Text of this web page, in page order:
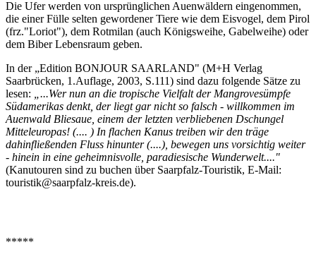
Die Ufer werden von ursprünglichen Auenwäldern eingenommen,
die einer Fülle selten gewordener Tiere wie dem Eisvogel, dem Pirol
(frz."Loriot"), dem Rotmilan (auch Königsweihe, Gabelweihe) oder
dem Biber Lebensraum geben.
In der „Edition BONJOUR SAARLAND" (M+H Verlag
Saarbrücken, 1.Auflage, 2003, S.111) sind dazu folgende Sätze zu
lesen: „...Wer nun an die tropische Vielfalt der Mangrovesümpfe
Südamerikas denkt, der liegt gar nicht so falsch - willkommen im
Auenwald Bliesaue, einem der letzten verbliebenen Dschungel
Mitteleuropas! (.... ) In flachen Kanus treiben wir den träge
dahinfließenden Fluss hinunter (....), bewegen uns vorsichtig weiter
- hinein in eine geheimnisvolle, paradiesische Wunderwelt...."
(Kanutouren sind zu buchen über Saarpfalz-Touristik, E-Mail:
touristik@saarpfalz-kreis.de).
*****